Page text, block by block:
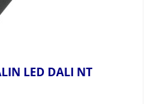
LED DALI NT